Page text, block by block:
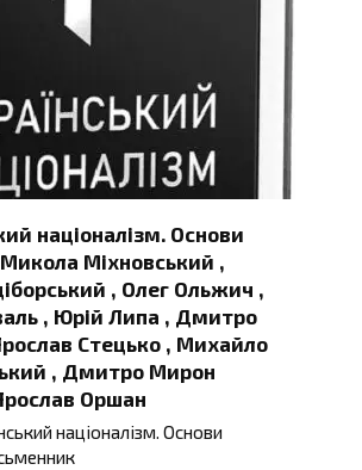
націоналізм. Основи
Микола Міхновський ,
, Олег Ольжич ,
, Юрій Липа , Дмитро
Стецько , Михайло
, Дмитро Мирон
Оршан
націоналізм. Основи